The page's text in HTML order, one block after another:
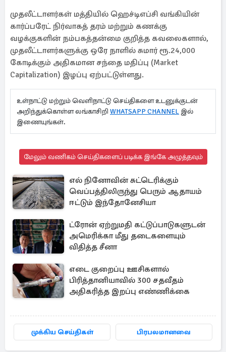
முதலீட்டாளர்கள் மத்தியில் ஹெச்டிஎப்சி வங்கியின்
கார்ப்பரேட் நிர்வாகத் தரம் மற்றும் கணக்கு
வழக்குகளின் நம்பகத்தன்மை குறித்த கவலைகளால்,
முதலீட்டாளர்களுக்கு ஒரே நாளில் சுமார் ரூ.24,000
கோடிக்கும் அதிகமான சந்தை மதிப்பு (Market
Capitalization) இழப்பு ஏற்பட்டுள்ளது.
உள்நாட்டு மற்றும் வெளிநாட்டு செய்திகளை உடனுக்குடன்
அறிந்துக்கொள்ள லங்காசிறி WHATSAPP CHANNEL இல்
இணையுங்கள்.
மேலும் வணிகம் செய்திகளைப் படிக்க இங்கே அழுத்தவும்
எல் நினோவின் சுட்டெரிக்கும்
வெப்பத்திலிருந்து பெரும் ஆதாயம்
ஈட்டும் இந்தோனேசியா
ட்ரோன் ஏற்றுமதி கட்டுப்பாடுகளுடன்
அமெரிக்கா மீது தடைகளையும்
விதித்த சீனா
எடை குறைப்பு ஊசிகளால்
பிரித்தானியாவில் 300 சதவீதம்
அதிகரித்த இறப்பு எண்ணிக்கை
முக்கிய செய்திகள் பிரபலமானவை